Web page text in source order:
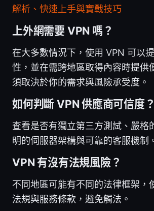
解析、快速上手與實戰技巧
上外網需要 VPN 嗎？
在大多數情況下，使用 VPN 可以
性，並在需跨地區取得內容時提供
須取決於你的需求與風險承受度。
如何判斷 VPN 供應商可信度？
查看是否有獨立第三方測試、嚴格
明的伺服器架構與可靠的客服機制
VPN 有沒有法規風險？
不同地區可能有不同的法律框架，
法規與服務條款，避免觸法。